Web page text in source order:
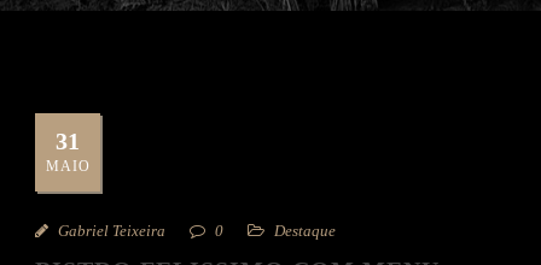
31
MAIO
Gabriel Teixeira 0 Destaque